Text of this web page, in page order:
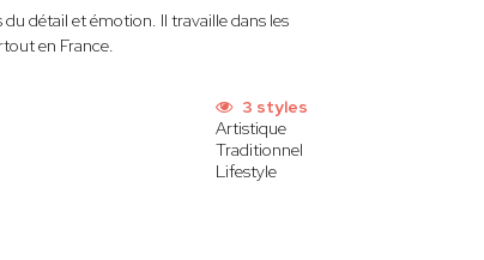
détail et émotion. Il travaille dans les
en France.
3 styles
Artistique
Traditionnel
Lifestyle